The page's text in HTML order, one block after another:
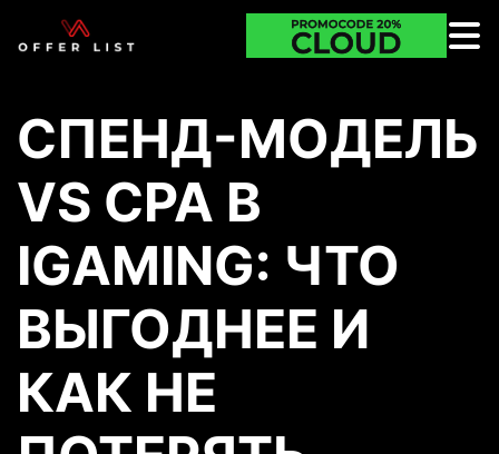
СПЕНД-МОДЕЛЬ
VS CPA В
IGAMING: ЧТО
ВЫГОДНЕЕ И
КАК НЕ